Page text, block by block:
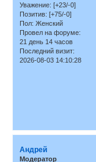
Уважение: [+23/-0]
Позитив: [+75/-0]
Пол: Женский
Провел на форуме:
21 день 14 часов
Последний визит:
2026-08-03 14:10:28
Андрей
Модератор